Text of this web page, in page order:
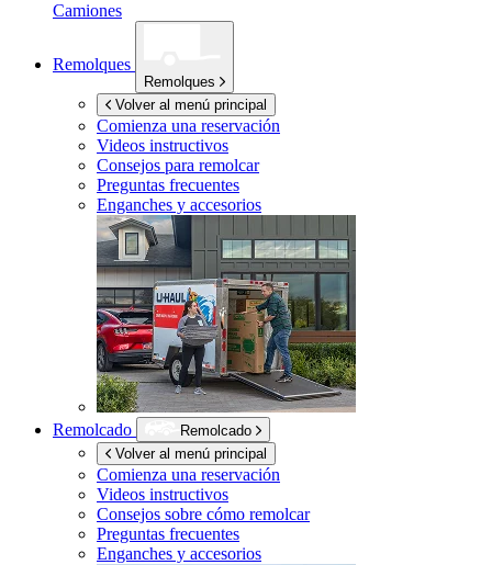
Camiones
Remolques
Remolques
Volver al menú principal
Comienza una reservación
Videos instructivos
Consejos para remolcar
Preguntas frecuentes
Enganches y accesorios
Remolcado
Remolcado
Volver al menú principal
Comienza una reservación
Videos instructivos
Consejos sobre cómo remolcar
Preguntas frecuentes
Enganches y accesorios